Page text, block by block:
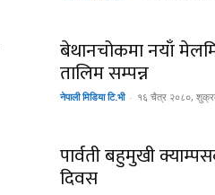
बेथानचोकमा नयाँ
तालिम सम्पन्न
नेपाली मिडिया टि.भी - १६ चैत्र २०८०,
पार्वती बहुमुखी
दिवस